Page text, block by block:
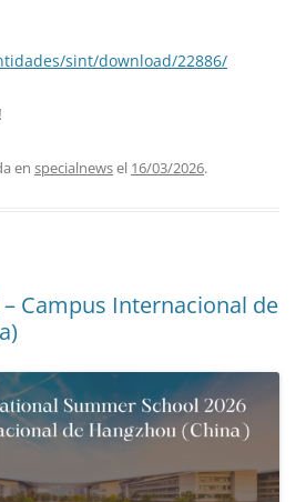
sint/download/22886/
en specialnewsel 16/03/2026.
Campus Internacional de